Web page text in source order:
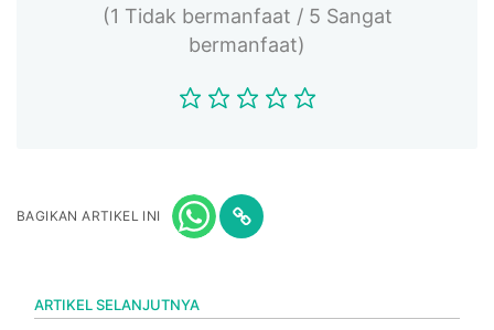
(1 Tidak bermanfaat / 5 Sangat
bermanfaat)
BAGIKAN ARTIKEL INI
ARTIKEL SELANJUTNYA